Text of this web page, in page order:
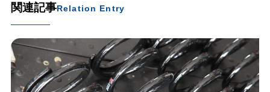
関連記事Relation Entry